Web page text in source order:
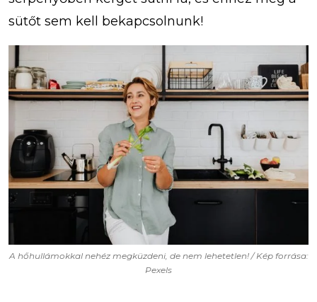
sütőt sem kell bekapcsolnunk!
A hőhullámokkal nehéz megküzdeni, de nem lehetetlen! / Kép forrása:
Pexels